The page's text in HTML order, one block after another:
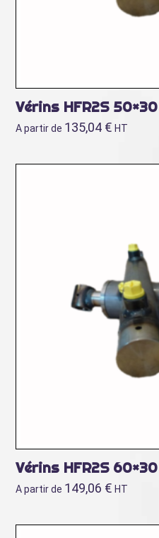
Vérins HFR2S 50×30
A partir de 135,04 € HT
Vérins HFR2S 60×30
A partir de 149,06 € HT